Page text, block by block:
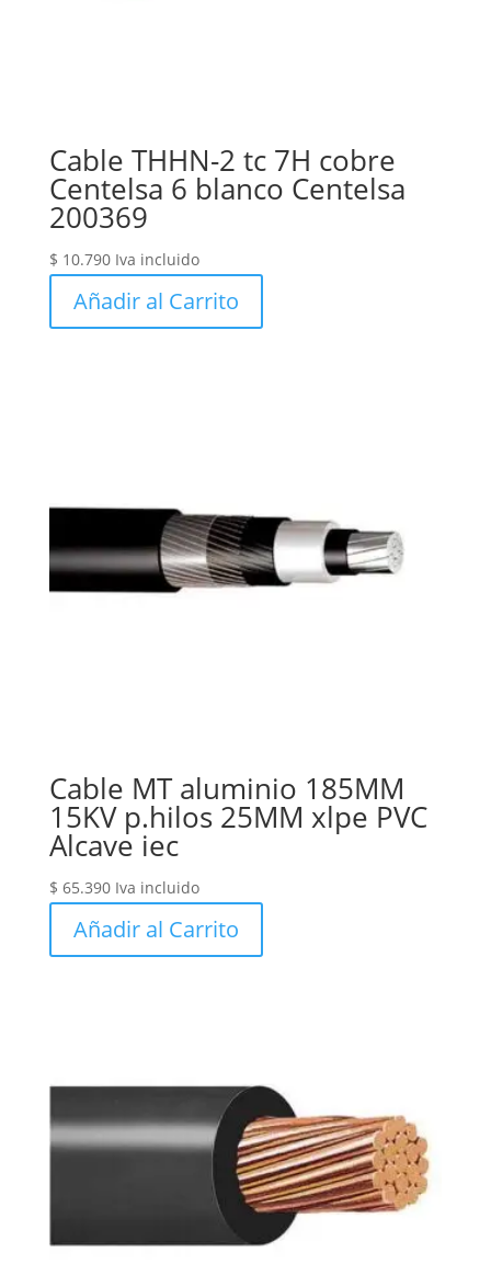
Cable THHN-2 tc 7H cobre
Centelsa 6 blanco Centelsa
200369
$ 10.790 Iva incluido
Añadir al Carrito
Cable MT aluminio 185MM
15KV p.hilos 25MM xlpe PVC
Alcave iec
$ 65.390 Iva incluido
Añadir al Carrito